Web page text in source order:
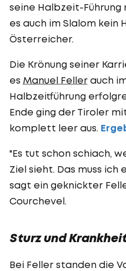
seine Halbzeit-
es auch im Slalom kein
Österreicher.
Die Krönung seiner
es Manuel Feller auch
Halbzeitführung
Ende ging der Tiroler
komplett leer aus.
"Es tut schon schiach,
Ziel sieht. Das muss
sagt ein geknickter
Courchevel.
Sturz und
Bei Feller standen die